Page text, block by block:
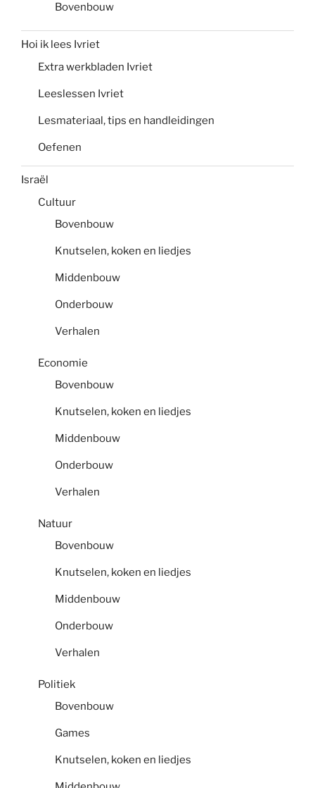
Bovenbouw
Hoi ik lees Ivriet
Extra werkbladen Ivriet
Leeslessen Ivriet
Lesmateriaal, tips en handleidingen
Oefenen
Israël
Cultuur
Bovenbouw
Knutselen, koken en liedjes
Middenbouw
Onderbouw
Verhalen
Economie
Bovenbouw
Knutselen, koken en liedjes
Middenbouw
Onderbouw
Verhalen
Natuur
Bovenbouw
Knutselen, koken en liedjes
Middenbouw
Onderbouw
Verhalen
Politiek
Bovenbouw
Games
Knutselen, koken en liedjes